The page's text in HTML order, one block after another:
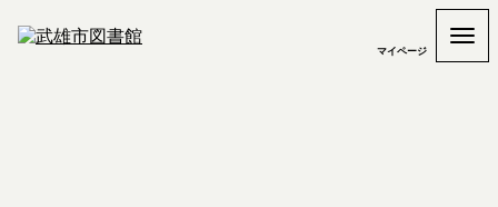
マイページ